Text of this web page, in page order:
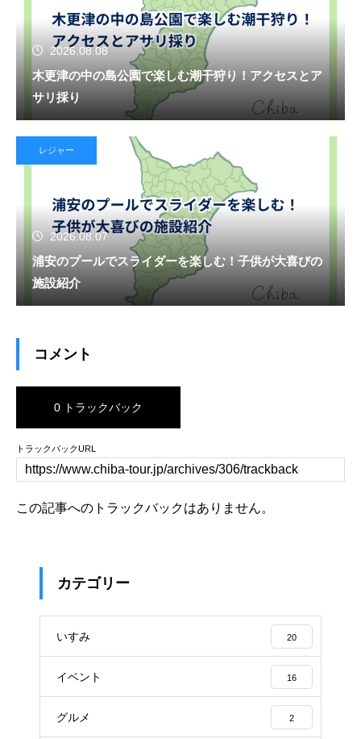
2026.08.08
木更津の中の島公園で楽しむ潮干狩り！アクセスとア
サリ採り
レジャー
2026.08.07
浦安のプールでスライダーを楽しむ！子供が大喜びの
施設紹介
コメント
0 トラックバック
トラックバックURL
この記事へのトラックバックはありません。
カテゴリー
いすみ 20
イベント 16
グルメ 2